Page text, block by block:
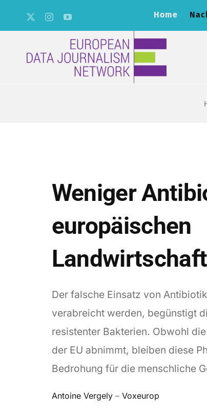
Home
Weniger
europäischen
Der falsche Einsatz von
verabreicht werden, begünstigt
resistenter Bakterien. Obwohl
der EU abnimmt, bleiben diese
Bedrohung für die menschliche
Antoine Vergely– Voxeurop